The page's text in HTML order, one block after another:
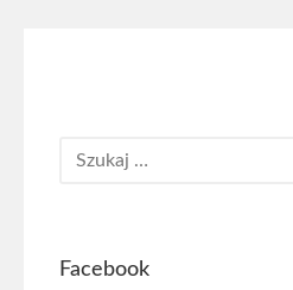
Facebook